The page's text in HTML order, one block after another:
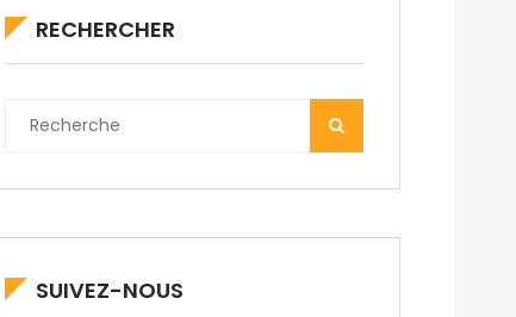
RECHERCHER
SUIVEZ-NOUS